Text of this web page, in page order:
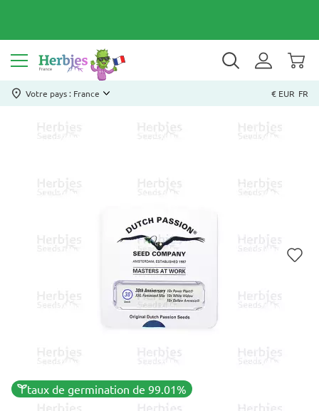
Votre pays : France € EUR FR
taux de germination de 99.01%